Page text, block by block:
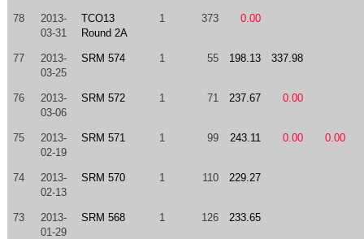
78
2013-
03-31
TCO13
Round 2A
1 373 0.00
77
2013-
03-25
SRM 574 1 55 198.13 337.98
76
2013-
03-06
SRM 572 1 71 237.67 0.00
75
2013-
02-19
SRM 571 1 99 243.11 0.00 0.00
74
2013-
02-13
SRM 570 1 110 229.27
73
2013-
01-29
SRM 568 1 126 233.65